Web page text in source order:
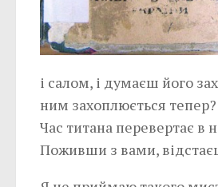
і салом, і думаєш його
ним захоплюється
Час титана перевертає в
Поживши з вами,